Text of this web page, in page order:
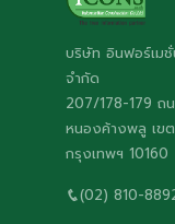
บริษัท อินฟอร์เม
จำกัด
207/178-179 ถ
หนองค้างพลู เข
กรุงเทพฯ 10160
(02) 810-